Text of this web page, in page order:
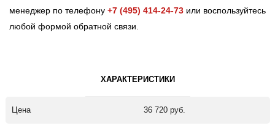
менеджер по телефону +7 (495) 414-24-73 или воспользуйтесь
любой формой обратной связи.
ХАРАКТЕРИСТИКИ
Цена 36 720 руб.